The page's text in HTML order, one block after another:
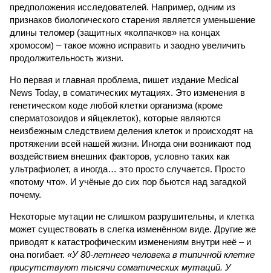
предположения исследователей. Например, одним из
признаков биологического старения является уменьшение
длины теломер (защитных «колпачков» на концах
хромосом) – такое можно исправить и заодно увеличить
продолжительность жизни.
Но первая и главная проблема, пишет издание Medical
News Today, в соматических мутациях. Это изменения в
генетическом коде любой клетки организма (кроме
сперматозоидов и яйцеклеток), которые являются
неизбежным следствием деления клеток и происходят на
протяжении всей нашей жизни. Иногда они возникают под
воздействием внешних факторов, условно таких как
ультрафиолет, а иногда… это просто случается. Просто
«потому что». И учёные до сих пор бьются над загадкой
почему.
Некоторые мутации не слишком разрушительны, и клетка
может существовать в слегка изменённом виде. Другие же
приводят к катастрофическим изменениям внутри неё – и
она погибает. «У 80-летнего человека в типичной клетке
присутствуют тысячи соматических мутаций. У